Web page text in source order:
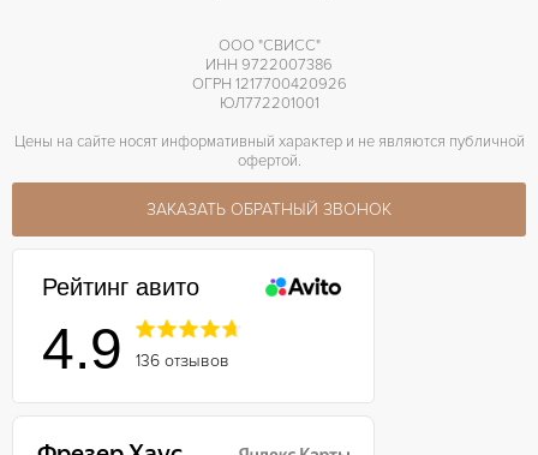
ООО "СВИСС"
ИНН 9722007386
ОГРН 1217700420926
ЮЛ772201001
Цены на сайте носят информативный характер и не являются публичной
офертой.
ЗАКАЗАТЬ ОБРАТНЫЙ ЗВОНОК
Рейтинг авито
4.9 136 отзывов